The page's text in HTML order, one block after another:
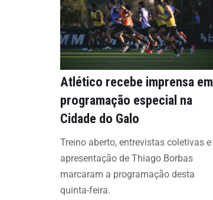
Atlético recebe imprensa em
programação especial na
Cidade do Galo
Treino aberto, entrevistas coletivas e
apresentação de Thiago Borbas
marcaram a programação desta
quinta-feira.